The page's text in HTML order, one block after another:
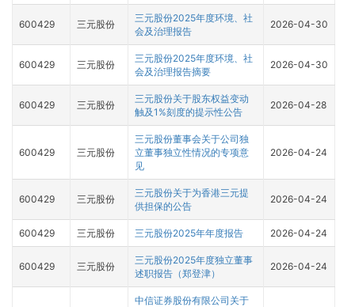
600429 三元股份
三元股份2025年度环境、社
会及治理报告
2026-04-30
600429 三元股份
三元股份2025年度环境、社
会及治理报告摘要
2026-04-30
600429 三元股份
三元股份关于股东权益变动
触及1%刻度的提示性公告
2026-04-28
600429 三元股份
三元股份董事会关于公司独
立董事独立性情况的专项意
见
2026-04-24
600429 三元股份
三元股份关于为香港三元提
供担保的公告
2026-04-24
600429 三元股份 三元股份2025年年度报告 2026-04-24
600429 三元股份
三元股份2025年度独立董事
述职报告（郑登津）
2026-04-24
中信证券股份有限公司关于